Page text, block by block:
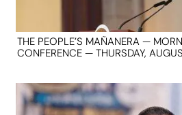
THE PEOPLE’S MAÑANERA —
CONFERENCE — THURSDAY,